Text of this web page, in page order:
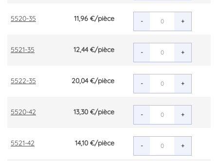
5520-35 11,96 €/pièce - +
5521-35 12,44 €/pièce - +
5522-35 20,04 €/pièce - +
5520-42 13,30 €/pièce - +
5521-42 14,10 €/pièce - +